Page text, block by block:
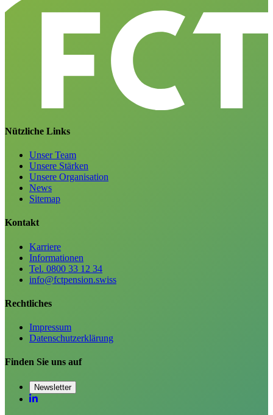
Nützliche Links
Unser Team
Unsere Stärken
Unsere Organisation
News
Sitemap
Kontakt
Karriere
Informationen
Tel. 0800 33 12 34
info@fctpension.swiss
Rechtliches
Impressum
Datenschutzerklärung
Finden Sie uns auf
Newsletter